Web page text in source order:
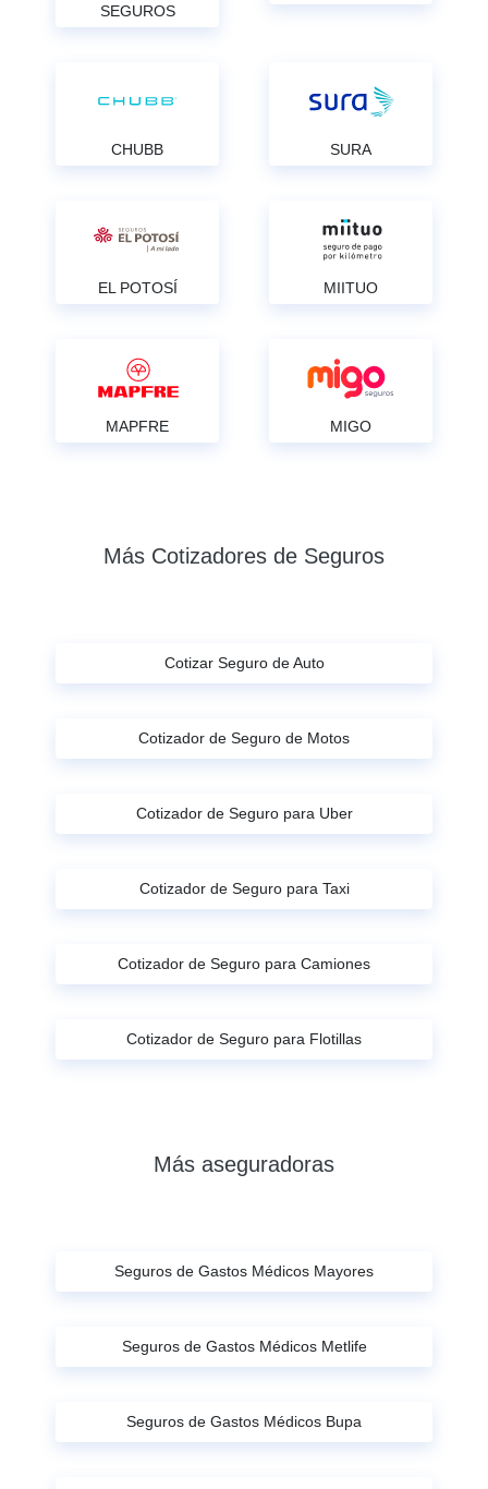
SEGUROS
CHUBB SURA
EL POTOSÍ MIITUO
MAPFRE MIGO
Más Cotizadores de Seguros
Cotizar Seguro de Auto
Cotizador de Seguro de Motos
Cotizador de Seguro para Uber
Cotizador de Seguro para Taxi
Cotizador de Seguro para Camiones
Cotizador de Seguro para Flotillas
Más aseguradoras
Seguros de Gastos Médicos Mayores
Seguros de Gastos Médicos Metlife
Seguros de Gastos Médicos Bupa